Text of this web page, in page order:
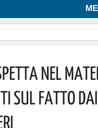
Nel
Sul Fatto Dai